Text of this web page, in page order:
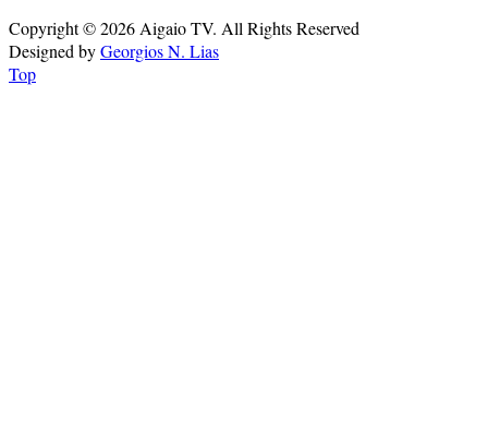
Copyright © 2026 Aigaio TV. All Rights Reserved
Designed byGeorgios N. Lias
Top